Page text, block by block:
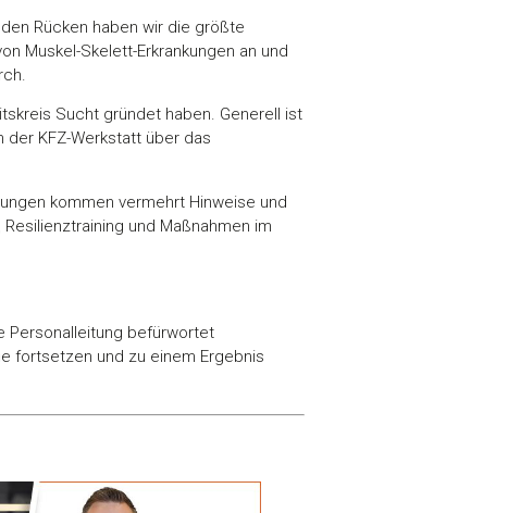
Rücken haben wir die größte
Muskel-Skelett-Erkrankungen an und
Sucht gründet haben. Generell ist
KFZ-Werkstatt über das
kommen vermehrt Hinweise und
und Maßnahmen im
Personalleitung befürwortet
fortsetzen und zu einem Ergebnis